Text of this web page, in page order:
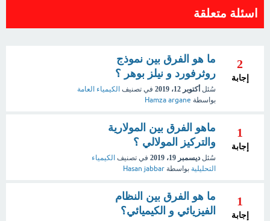
اسئلة متعلقة
2
إجابة
ما هو الفرق بين نموذج
روثرفورد و نيلز بوهر ؟
سُئل أكتوبر 12، 2019 في تصنيف الكيمياء العامة
بواسطة Hamza argane
1
إجابة
ماهو الفرق بين المولارية
والتركيز المولالي ؟
سُئل ديسمبر 19، 2019 في تصنيف الكيمياء
التحليلية بواسطة Hasan jabbar
1
إجابة
ما هو الفرق بين النظام
الفيزيائي و الكيميائي؟